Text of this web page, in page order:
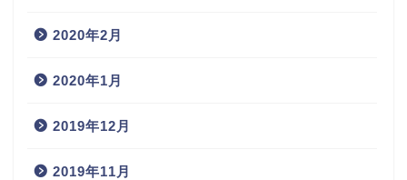
2020年2月
2020年1月
2019年12月
2019年11月